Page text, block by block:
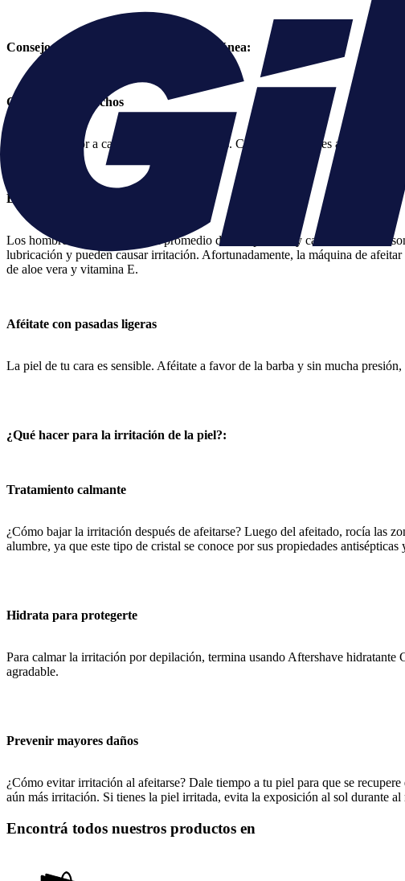
Consejos para prevenir la irritación cutánea:
Cambia los cartuchos
No sientas ardor a causa de cartuchos malos. Cuando comiences a sentir
Evita pasadas repetitivas
Los hombres se afeitan con un promedio de 170 pasadas y casi 120 de ellas
lubricación y pueden causar irritación. Afortunadamente, la máquina de
de aloe vera y vitamina E.
Aféitate con pasadas ligeras
La piel de tu cara es sensible. Aféitate a favor de la barba y sin mucha
¿Qué hacer para la irritación de la piel?:
Tratamiento calmante
¿Cómo bajar la irritación después de afeitarse? Luego del afeitado, rocía las
alumbre, ya que este tipo de cristal se conoce por sus propiedades
Hidrata para protegerte
Para calmar la irritación por depilación, termina usando Aftershave hidratante
agradable.
Prevenir mayores daños
¿Cómo evitar irritación al afeitarse? Dale tiempo a tu piel para que se
aún más irritación. Si tienes la piel irritada, evita la exposición al sol durante al
Encontrá todos nuestros productos en